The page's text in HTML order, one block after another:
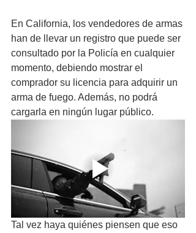
En California, los vendedores de armas
han de llevar un registro que puede ser
consultado por la Policía en cualquier
momento, debiendo mostrar el
comprador su licencia para adquirir un
arma de fuego. Además, no podrá
cargarla en ningún lugar público.
Tal vez haya quiénes piensen que eso